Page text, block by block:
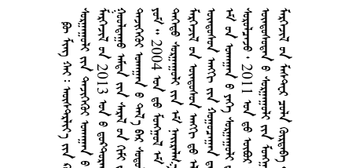
          2013      2004                     2011        